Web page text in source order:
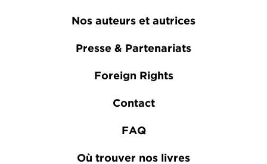
Nos auteurs et autrices
Presse & Partenariats
Foreign Rights
Contact
FAQ
Où trouver nos livres